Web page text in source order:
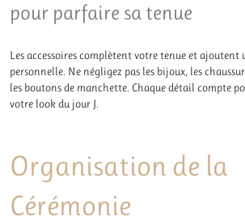
pour parfaire sa tenue
Les accessoires complètent votre tenue et ajoutent
personnelle. Ne négligez pas les bijoux, les
les boutons de manchette. Chaque détail compte
votre look du jour J.
Organisation de la
Cérémonie